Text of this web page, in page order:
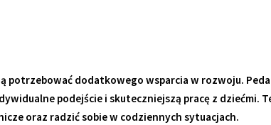
potrzebować dodatkowego wsparcia w rozwoju.
podejście i skuteczniejszą pracę z dziećmi.
oraz radzić sobie w codziennych sytuacjach.